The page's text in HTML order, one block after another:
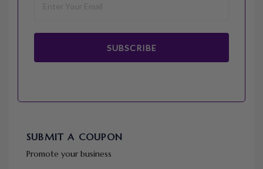
SUBSCRIBE
SUBMIT A COUPON
Promote your business